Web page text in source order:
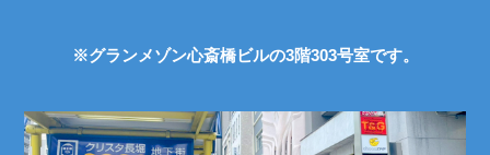
※グランメゾン心斎橋ビルの3階303号室です。